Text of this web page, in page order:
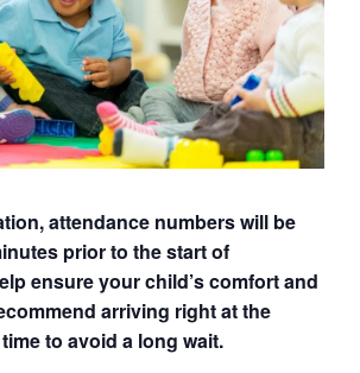
attendance numbers will be
prior to the start of
ensure your child’s comfort and
arriving right at the
to avoid a long wait.